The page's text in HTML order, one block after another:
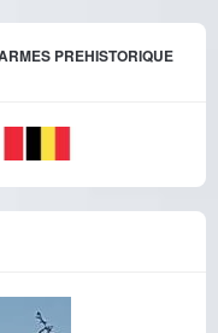
PREHISTORIQUE